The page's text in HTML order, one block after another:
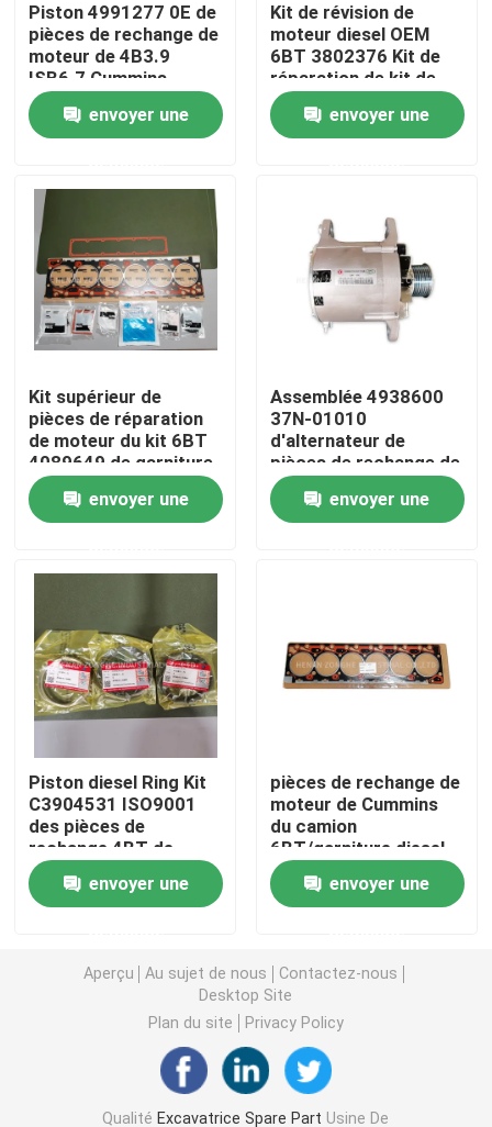
Produits
Vidéos
Au sujet de nous
Visite d'usine
Contrôle de qualité
Contactez-nous
Nouvelles
Excavatrice Spare Part
CAT Spare Parts
Pièces détachées de moteur
Pièces de moteur Perkins
pièces de moteur de deutz
pièces de rechange de Cummins Engine
Pompe d'injection de carburant diesel
Piston 4991277 0E de
pièces de rechange de
moteur de 4B3.9
ISB6.7 Cummins
AUCUN
envoyer une
Kit de révision de
moteur diesel OEM
6BT 3802376 Kit de
réparation de kit de
joint inférieur
envoyer une
Kit supérieur de
pièces de réparation
de moteur du kit 6BT
4089649 de garniture
de culasse
envoyer une
Assemblée 4938600
37N-01010
d'alternateur de
pièces de rechange de
3.3L Cummins Engine
envoyer une
Piston diesel Ring Kit
C3904531 ISO9001
des pièces de
rechange 4BT de
Cummins Engine
envoyer une
pièces de rechange de
moteur de Cummins
du camion
6BT/garniture diesel
de culasse 3283335
envoyer une
Aperçu Au sujet de nous
Contactez-nous
Desktop Site
Plan du site
Privacy Policy
Qualité Excavatrice Spare Part Usine De